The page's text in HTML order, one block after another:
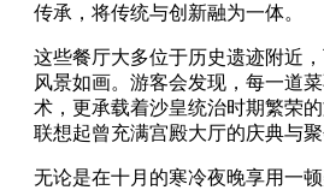
传承，将传统与创新融为一体。
这些餐厅大多位于历史遗迹附近
风景如画。游客会发现，每一道
术，更承载着沙皇统治时期繁荣
联想起曾充满宫殿大厅的庆典与聚
无论是在十月的寒冷夜晚享用一